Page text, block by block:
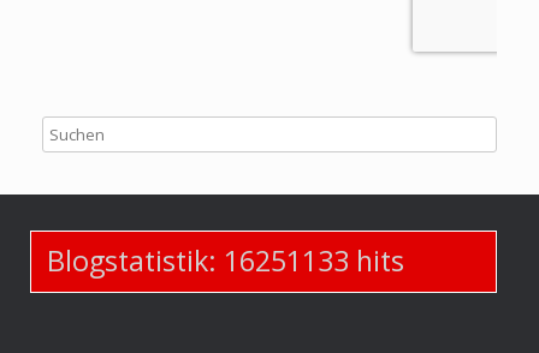
Blogstatistik: 16251133 hits